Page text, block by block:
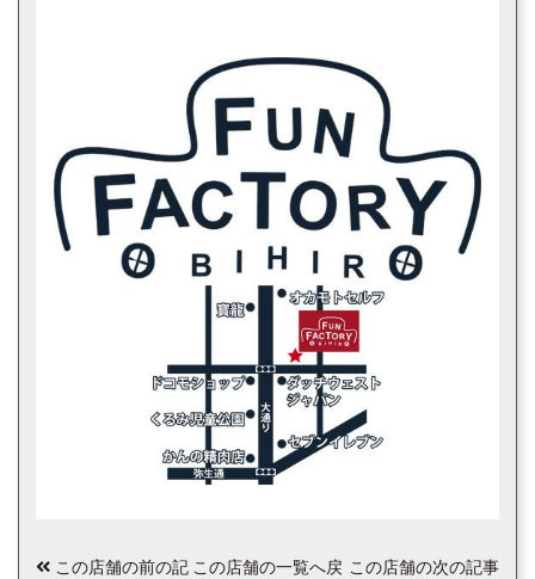
この店舗の前の記 この店舗の一覧へ戻 この店舗の次の記事